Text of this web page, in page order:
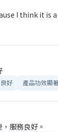
I think it is
好 產品功效顯
服務良好。